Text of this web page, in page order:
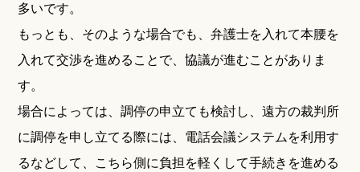
多いです。
もっとも、そのような場合でも、弁護士を入れて本腰を
入れて交渉を進めることで、協議が進むことがありま
す。
場合によっては、調停の申立ても検討し、遠方の裁判所
に調停を申し立てる際には、電話会議システムを利用す
るなどして、こちら側に負担を軽くして手続きを進める